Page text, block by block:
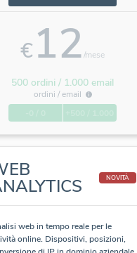
€12/mese
500 ordini / 1.000 email
ordini /email
NOVITÀ
web in tempo reale per le
online. Dispositivi, posizioni,